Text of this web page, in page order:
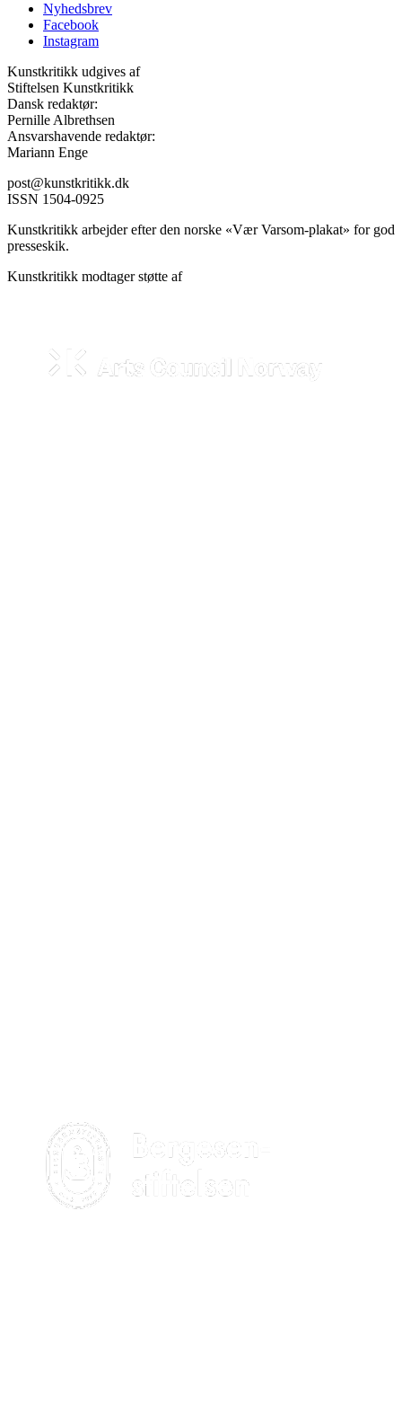
Nyhedsbrev
Facebook
Instagram
Kunstkritikk udgives af
Stiftelsen Kunstkritikk
Dansk redaktør:
Pernille Albrethsen
Ansvarshavende redaktør:
Mariann Enge
post@kunstkritikk.dk
ISSN 1504-0925
Kunstkritikk arbejder efter den norske «Vær Varsom-plakat» for god
presseskik.
Kunstkritikk modtager støtte af